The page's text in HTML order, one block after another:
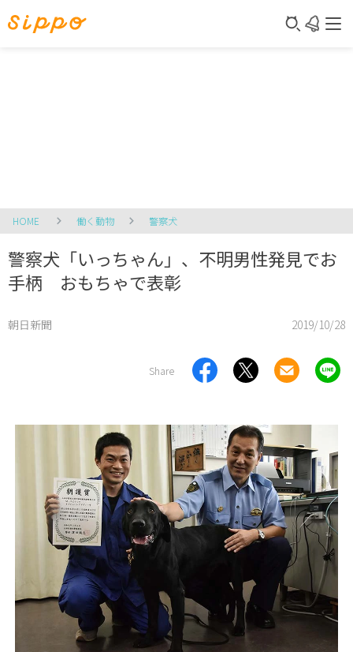
HOME 働く動物 警察犬
警察犬「いっちゃん」、不明男性発見でお
手柄 おもちゃで表彰
朝日新聞 2019/10/28
Share